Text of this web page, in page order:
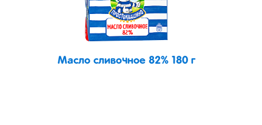
Масло сливочное 82% 180 г